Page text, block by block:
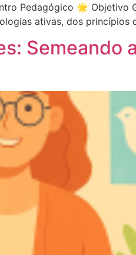
Pedagógico 🌟 Objetivo
ativas, dos princípios
Semeando